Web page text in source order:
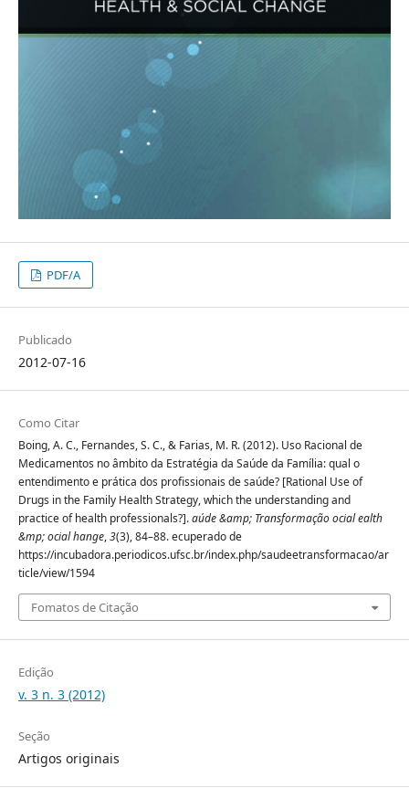
PDF/A
Publicado
2012-07-16
Como Citar
Boing, A. C., Fernandes, S. C., & Farias, M. R. (2012). Uso Racional de
Medicamentos no âmbito da Estratégia da Saúde da Família: qual o
entendimento e prática dos profissionais de saúde? [Rational Use of
Drugs in the Family Health Strategy, which the understanding and
practice of health professionals?].aúde &amp; Transformação ocial ealth
&mp; ocial hange,3(3), 84–88. ecuperado de
https://incubadora.periodicos.ufsc.br/index.php/saudeetransformacao/ar
ticle/view/1594
Fomatos de Citação
Edição
v. 3 n. 3 (2012)
Seção
Artigos originais